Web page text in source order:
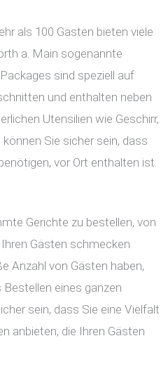
als 100 Gästen bieten viele
a. Main sogenannte
sind speziell auf
und enthalten neben
Utensilien wie Geschirr,
Sie sicher sein, dass
vor Ort enthalten ist.
Gerichte zu bestellen, von
Gästen schmecken
Anzahl von Gästen haben,
eines ganzen
sein, dass Sie eine Vielfalt
anbieten, die Ihren Gästen